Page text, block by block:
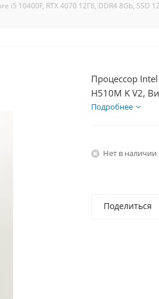
i5 10400F, RTX 4070 12Гб, DDR4 8Gb, SSD
Процессор
H510M K V2,
HDD 2Тб, БП
Подробнее
Нет в наличии
Поделиться